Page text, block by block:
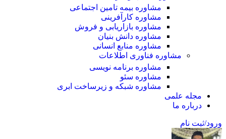
مشاوره بیمه تامین اجتماعی
مشاوره کارآفرینی
مشاوره بازاریابی و فروش
مشاوره دانش بنیان
مشاوره منابع انسانی
مشاوره فناوری اطلاعات
مشاوره برنامه نویسی
مشاوره سئو
مشاوره شبکه و زیرساخت ابری
مجله علمی
درباره ما
ورود/ثبت نام